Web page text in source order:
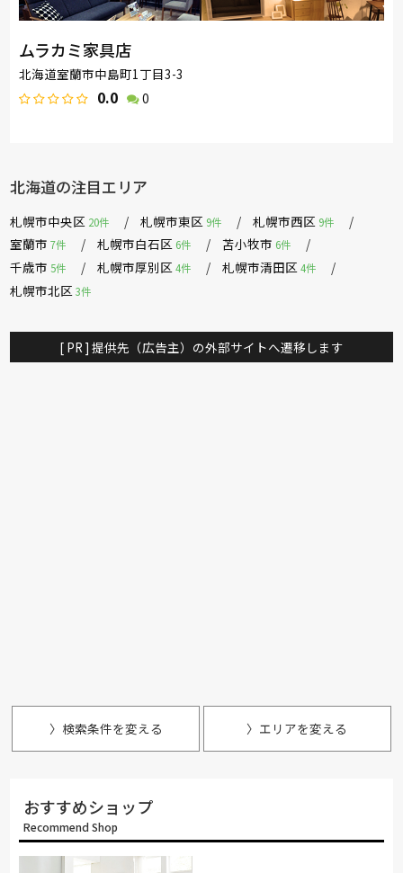
ムラカミ家具店
北海道室蘭市中島町1丁目3-3
0.0 0
北海道の注目エリア
札幌市中央区 20件 札幌市東区 9件 札幌市西区 9件
室蘭市7件 札幌市白石区 6件 苫小牧市 6件
千歳市5件 札幌市厚別区4件 札幌市清田区4件
札幌市北区3件
[ PR ] 提供先（広告主）の外部サイトへ遷移します
〉検索条件を変える 〉エリアを変える
おすすめショップ
Recommend Shop